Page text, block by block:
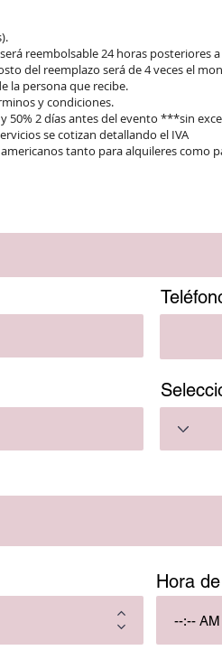
reembolsable 24 horas posteriores
del reemplazo será de 4 veces el
la persona que recibe.
y condiciones.
50% 2 días antes del evento ***sin
se cotizan detallando el IVA
tanto para alquileres como
Hora